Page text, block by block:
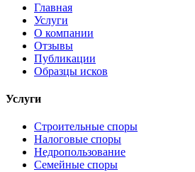
Главная
Услуги
О компании
Отзывы
Публикации
Образцы исков
Услуги
Строительные споры
Налоговые споры
Недропользование
Семейные споры